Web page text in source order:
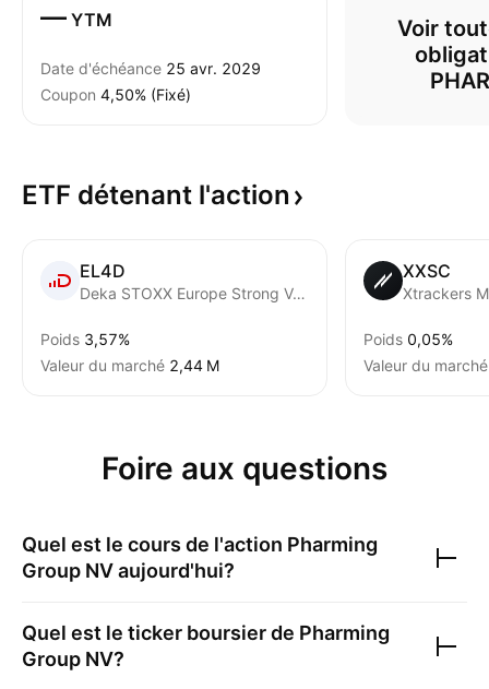
— YTM
Date d'échéance 25 avr. 2029
Coupon 4,50% (Fixé)
Voir
ETF détenant l'action
EL4D
Deka STOXX Europe Strong Value 20 UCITS ETF
Poids 3,57%
Valeur du marché ‪2,44 M‬
XXSC
Poids 0,05%
Valeur du marché
Foire aux questions
Quel est le cours de l'action Pharming
Group NVaujourd'hui?
Quel est le ticker boursier de Pharming
Group NV?